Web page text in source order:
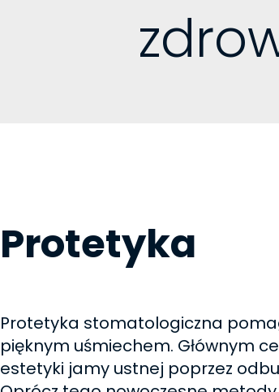
Protetyka
Protetyka stomatologiczna
pięknym uśmiechem. Głównym
estetyki jamy ustnej poprzez